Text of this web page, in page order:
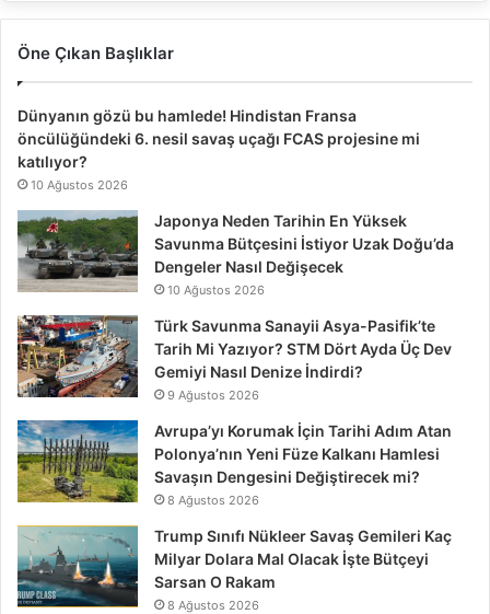
Öne Çıkan Başlıklar
Dünyanın gözü bu hamlede! Hindistan Fransa
öncülüğündeki 6. nesil savaş uçağı FCAS projesine mi
katılıyor?
10 Ağustos 2026
Japonya Neden Tarihin En Yüksek
Savunma Bütçesini İstiyor Uzak Doğu’da
Dengeler Nasıl Değişecek
10 Ağustos 2026
Türk Savunma Sanayii Asya-Pasifik’te
Tarih Mi Yazıyor? STM Dört Ayda Üç Dev
Gemiyi Nasıl Denize İndirdi?
9 Ağustos 2026
Avrupa’yı Korumak İçin Tarihi Adım Atan
Polonya’nın Yeni Füze Kalkanı Hamlesi
Savaşın Dengesini Değiştirecek mi?
8 Ağustos 2026
Trump Sınıfı Nükleer Savaş Gemileri Kaç
Milyar Dolara Mal Olacak İşte Bütçeyi
Sarsan O Rakam
8 Ağustos 2026